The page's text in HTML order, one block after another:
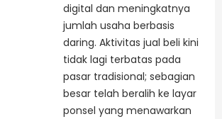
digital dan meningkatnya
jumlah usaha berbasis
daring. Aktivitas jual beli kini
tidak lagi terbatas pada
pasar tradisional; sebagian
besar telah beralih ke layar
ponsel yang menawarkan